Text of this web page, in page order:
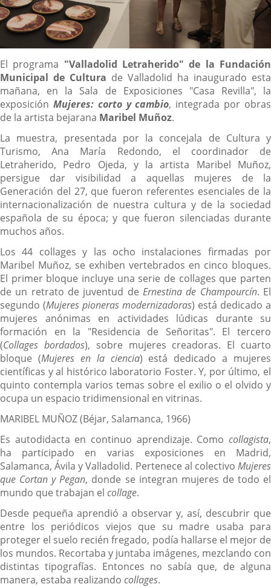
Descripción
El programa "Valladolid Letraherido" de la Fundación
Municipal de Cultura de Valladolid ha inaugurado esta
mañana, en la Sala de Exposiciones "Casa Revilla", la
exposición Mujeres: corto y cambio, integrada por obras
de la artista bejarana Maribel Muñoz.
La muestra, presentada por la concejala de Cultura y
Turismo, Ana María Redondo, el coordinador de
Letraherido, Pedro Ojeda, y la artista Maribel Muñoz,
persigue dar visibilidad a aquellas mujeres de la
Generación del 27, que fueron referentes esenciales de la
internacionalización de nuestra cultura y de la sociedad
española de su época; y que fueron silenciadas durante
muchos años.
Los 44 collages y las ocho instalaciones firmadas por
Maribel Muñoz, se exhiben vertebrados en cinco bloques.
El primer bloque incluye una serie de collages que parten
de un retrato de juventud de Ernestina de Champourcín. El
segundo (Mujeres pioneras modernizadoras) está dedicado a
mujeres anónimas en actividades lúdicas durante su
formación en la "Residencia de Señoritas". El tercero
(Collages bordados), sobre mujeres creadoras. El cuarto
bloque (Mujeres en la ciencia) está dedicado a mujeres
científicas y al histórico laboratorio Foster. Y, por último, el
quinto contempla varios temas sobre el exilio o el olvido y
ocupa un espacio tridimensional en vitrinas.
MARIBEL MUÑOZ (Béjar, Salamanca, 1966)
Es autodidacta en continuo aprendizaje. Como collagista,
ha participado en varias exposiciones en Madrid,
Salamanca, Ávila y Valladolid. Pertenece al colectivo Mujeres
que Cortan y Pegan, donde se integran mujeres de todo el
mundo que trabajan el collage.
Desde pequeña aprendió a observar y, así, descubrir que
entre los periódicos viejos que su madre usaba para
proteger el suelo recién fregado, podía hallarse el mejor de
los mundos. Recortaba y juntaba imágenes, mezclando con
distintas tipografías. Entonces no sabía que, de alguna
manera, estaba realizando collages.